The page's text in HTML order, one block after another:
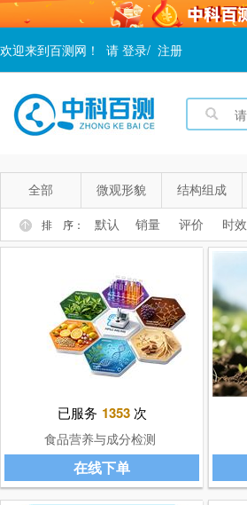
欢迎来到百测网！ 请 登录/ 注册
全部 微观形貌 结构组成
排 序： 默认 销量 评价 时效
已服务 1353次
食品营养与成分检测
在线下单